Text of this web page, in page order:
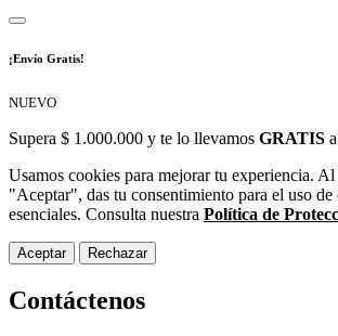
¡Envío Gratis!
NUEVO
Supera $ 1.000.000 y te lo llevamos GRATIS
Usamos cookies para mejorar tu experiencia.
"Aceptar", das tu consentimiento para el uso de
esenciales. Consulta nuestra Política de
Aceptar Rechazar
Contáctenos